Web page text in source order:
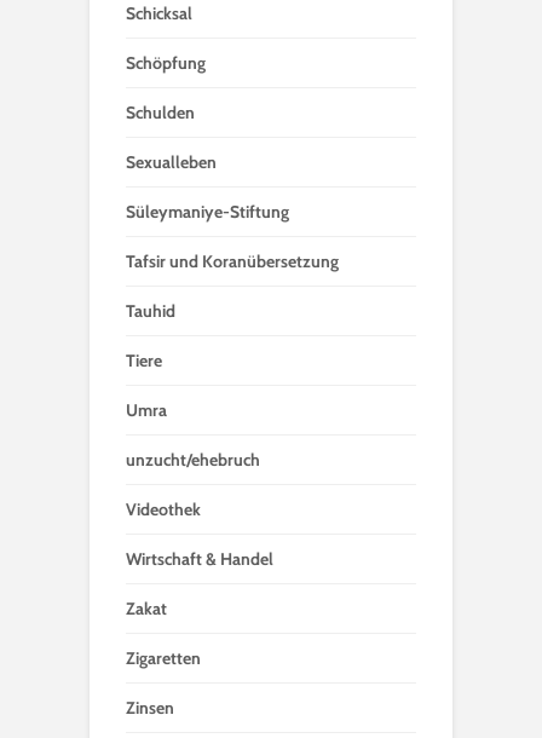
Schicksal
Schöpfung
Schulden
Sexualleben
Süleymaniye-Stiftung
Tafsir und Koranübersetzung
Tauhid
Tiere
Umra
unzucht/ehebruch
Videothek
Wirtschaft & Handel
Zakat
Zigaretten
Zinsen